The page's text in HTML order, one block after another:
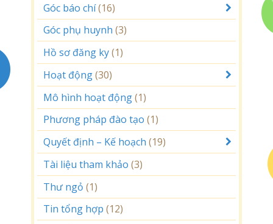
Góc báo chí(16)
Góc phụ huynh (3)
Hồ sơ đăng ky(1)
Hoạt động(30)
Mô hình hoạt động(1)
Phương pháp đào tạo (1)
Quyết định – Kế hoạch (19)
Tài liệu tham khảo (3)
Thư ngỏ (1)
Tin tổng hợp (12)